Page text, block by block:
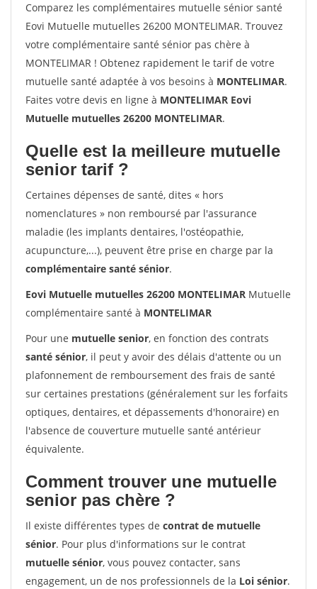
Comparez les complémentaires mutuelle sénior santé
Eovi Mutuelle mutuelles 26200 MONTELIMAR. Trouvez
votre complémentaire santé sénior pas chère à
MONTELIMAR ! Obtenez rapidement le tarif de votre
mutuelle santé adaptée à vos besoins à MONTELIMAR.
Faites votre devis en ligne à MONTELIMAR Eovi
Mutuelle mutuelles 26200 MONTELIMAR.
Quelle est la meilleure mutuelle
senior tarif ?
Certaines dépenses de santé, dites « hors
nomenclatures » non remboursé par l'assurance
maladie (les implants dentaires, l'ostéopathie,
acupuncture,...), peuvent être prise en charge par la
complémentaire santé sénior.
Eovi Mutuelle mutuelles 26200 MONTELIMAR Mutuelle
complémentaire santé à MONTELIMAR
Pour une mutuelle senior, en fonction des contrats
santé sénior, il peut y avoir des délais d'attente ou un
plafonnement de remboursement des frais de santé
sur certaines prestations (généralement sur les forfaits
optiques, dentaires, et dépassements d'honoraire) en
l'absence de couverture mutuelle santé antérieur
équivalente.
Comment trouver une mutuelle
senior pas chère ?
Il existe différentes types de contrat de mutuelle
sénior. Pour plus d'informations sur le contrat
mutuelle sénior, vous pouvez contacter, sans
engagement, un de nos professionnels de la Loi sénior.